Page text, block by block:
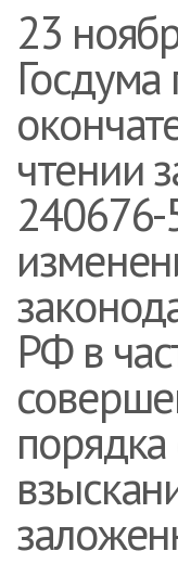
23
чтении
РФ в